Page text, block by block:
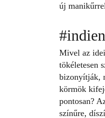
új
Mivel az
tökéletesen
bizonyítják,
körmök
pontosan?
színűre,